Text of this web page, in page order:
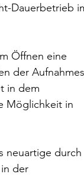
Dauerbetrieb
Öffnen eine
der
in dem
Möglichkeit in
neuartige durch
der